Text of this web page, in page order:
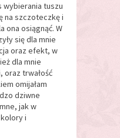
wybierania tuszu
na szczoteczkę i
ona osiągnąć. W
się dla mnie
oraz efekt, w
dla mnie
oraz trwałość
omijałam
dziwne
jak w
i